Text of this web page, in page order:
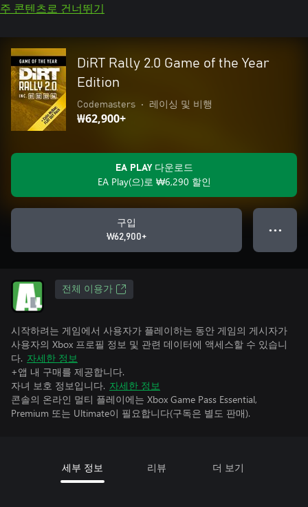
주 콘텐츠로 건너뛰기
DiRT Rally 2.0 Game of the Year
Edition
Codemasters • 레이싱 및 비행
₩62,900+
EA PLAY 다운로드
EA Play(으)로 ₩6,290 할인
구입
₩62,900+
● ● ●
전체 이용가
시작하려는 게임에서 사용자가 플레이하는 동안 게임의 게시자가
사용자의 Xbox 프로필 정보 및 관련 데이터에 액세스할 수 있습니
다. 자세한 정보
+앱 내 구매를 제공합니다.
자녀 보호 정보입니다. 자세한 정보
콘솔의 온라인 멀티 플레이에는 Xbox Game Pass Essential,
Premium 또는 Ultimate이 필요합니다(구독은 별도 판매).
세부 정보 리뷰 더 보기